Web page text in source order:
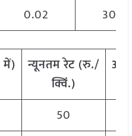
0.02 3000
में) न्यूनतमरेट(रु./
क्विं.)
50